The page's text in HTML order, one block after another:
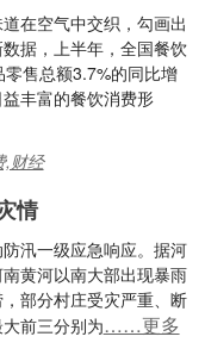
在空气中交织，勾画出
据，上半年，全国餐饮
售总额3.7%的同比增
丰富的餐饮消费形
,财经
情
汛一级应急响应。据河
黄河以南大部出现暴雨
部分村庄受灾严重、断
前三分别为……更多